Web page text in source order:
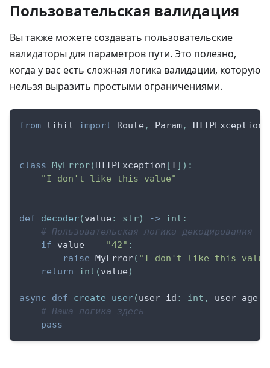
Пользовательская валидация
Вы также можете создавать пользовательские
валидаторы для параметров пути. Это полезно,
когда у вас есть сложная логика валидации, которую
нельзя выразить простыми ограничениями.
from lihil import Route , Param, HTTPException
class MyError(HTTPException [T] ) :
"I don't like this value"
def decoder(value : str) -> int :
# Пользовательская логика декодирования
if value == "42" :
raise MyError( "I don't like this
return
int (value)
async def create_user(user_id : int , user_age :
# Ваша логика здесь
pass